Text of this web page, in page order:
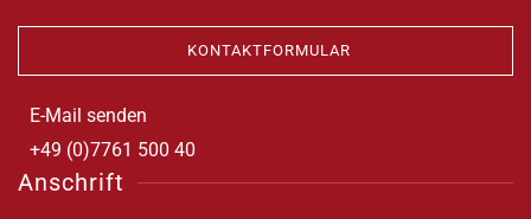
KONTAKTFORMULAR
E-Mail senden
+49 (0)7761 500 40
Anschrift